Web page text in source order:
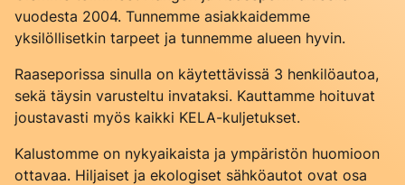
vuodesta 2004. Tunnemme asiakkaidemme
yksilöllisetkin tarpeet ja tunnemme alueen hyvin.
Raaseporissa sinulla on käytettävissä 3 henkilöautoa,
sekä täysin varusteltu invataksi. Kauttamme hoituvat
joustavasti myös kaikki KELA-kuljetukset.
Kalustomme on nykyaikaista ja ympäristön huomioon
ottavaa. Hiljaiset ja ekologiset sähköautot ovat osa